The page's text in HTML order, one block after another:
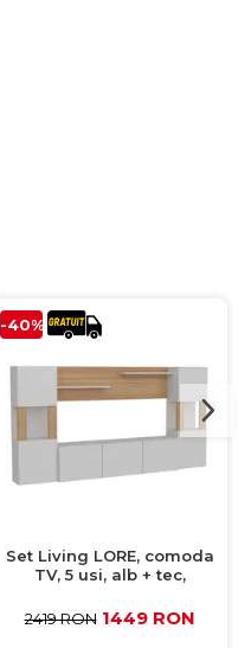
-40%
Set Living LORE, comoda
TV, 5 usi, alb + tec,
2419 RON 1449 RON